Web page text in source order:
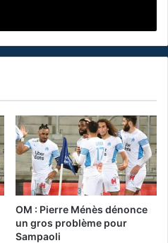
OM : Pierre Ménès dénonce
un gros problème pour
Sampaoli